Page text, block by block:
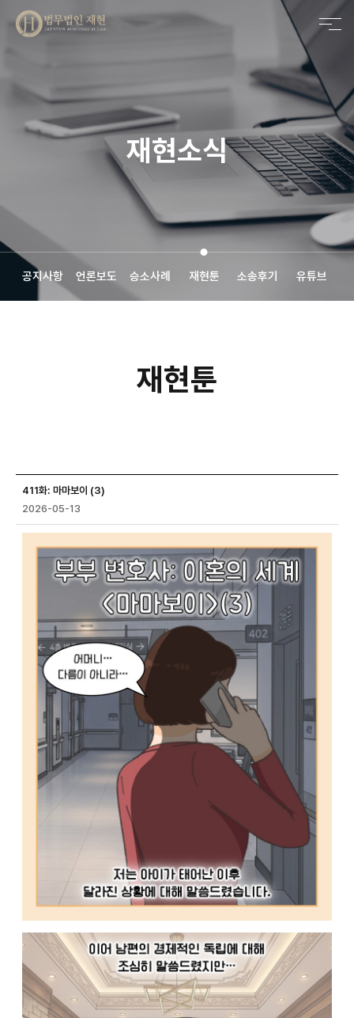
메인비주얼 영역
재현소식
공지사항 언론보도 승소사례 재현툰 소송후기 유튜브
재현툰
411화: 마마보이 (3)
2026-05-13